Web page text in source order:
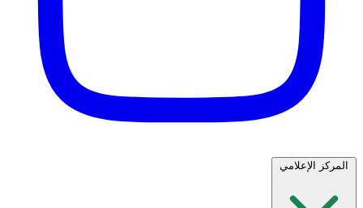
المركز الإعلامي